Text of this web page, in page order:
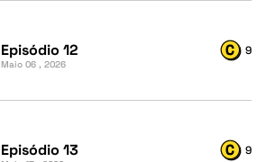
Episódio 12
Maio 06 , 2026
9
Episódio 13 9